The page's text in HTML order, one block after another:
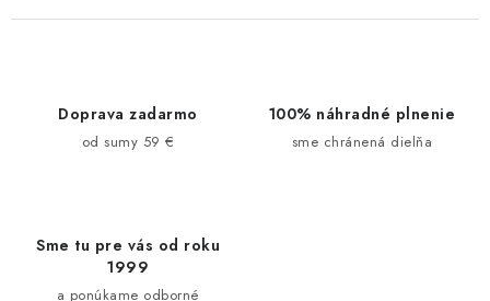
Doprava zadarmo
od sumy 59 €
100% náhradné plnenie
sme chránená dielňa
Sme tu pre vás od roku
1999
a ponúkame odborné